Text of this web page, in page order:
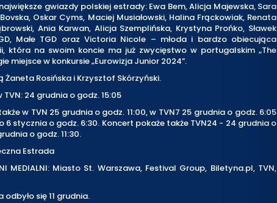
gwiazdy polskiej estrady: Ewa Bem, Alicja Majewska, Sara
Oskar Cyms, Maciej Musiałowski, Halina Frąckowiak, Renata
Ania Karwan, Alicja Szemplińska, Krystyna Prońko, Sławek
Małe TGD oraz Victoria Nicole – młoda i bardzo obiecująca
która na swoim koncie ma już zwycięstwo w portugalskim „The
miejsce w konkursie „Eurowizja Junior 2024”.
Rosińska i Krzysztof Skórzyński.
24 grudnia o godz. 15:05
w TVN 25 grudnia o godz. 11:00, w TVN7 25 grudnia o godz. 6:05
6 stycznia o godz. 6:30. Koncert pokaże także TVN24 - 24 grudnia o
o godz. 11:30.
Estrada
MEDIALNI: Miasto St. Warszawa, Festival Group, Biletyna.pl, TVN,
się 11 grudnia.